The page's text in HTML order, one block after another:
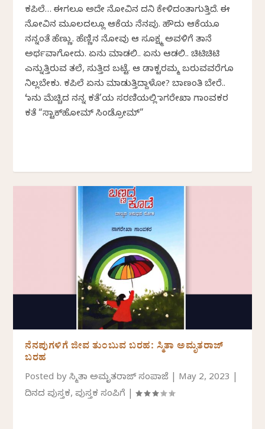
ಕಪಿಲೆ… ಈಗಲೂ ಅದೇ ನೋವಿನ ದನಿ ಕೇಳಿದಂತಾಗುತ್ತಿದೆ. ಈ
ನೋವಿನ ಮೂಲದಲ್ಲೂ ಆಕೆಯ ನೆನಪು. ಹೌದು ಆಕೆಯೂ
ನನ್ನಂತೆ ಹೆಣ್ಣು. ಹೆಣ್ಣಿನ ನೋವು ಆ ಸೂಕ್ಷ್ಮ ಅವಳಿಗೆ ತಾನೆ
ಅರ್ಥವಾಗೋದು. ಏನು ಮಾಡಲಿ.. ಏನು ಆಡಲಿ.. ಚಿಟಿಚಿಟಿ
ಎನ್ನುತ್ತಿರುವ ತಲೆ, ಸುತ್ತಿದ ಬಟ್ಟೆ. ಆ ಡಾಕ್ಟರಮ್ಮ ಬರುವವರೆಗೂ
ನಿಲ್ಲಬೇಕು. ಕಪಿಲೆ ಏನು ಮಾಡುತ್ತಿದ್ದಾಳೋ? ಬಾಣಂತಿ ಬೇರೆ..
‘ನಾನು ಮೆಚ್ಚಿದ ನನ್ನ ಕತೆ’ಯ ಸರಣಿಯಲ್ಲಿ ನಾಗರೇಖಾ ಗಾಂವಕರ
ಕತೆ “ಸ್ಟಾಕ್‌ಹೋಮ್ ಸಿಂಡ್ರೋಮ್”
ನೆನಪುಗಳಿಗೆ ಜೀವ ತುಂಬುವ ಬರಹ: ಸ್ಮಿತಾ ಅಮೃತರಾಜ್
ಬರಹ
Posted byಸ್ಮಿತಾ ಅಮೃತರಾಜ್ ಸಂಪಾಜೆ May 2, 2023
ದಿನದ ಪುಸ್ತಕ,ಪುಸ್ತಕ ಸಂಪಿಗೆ |